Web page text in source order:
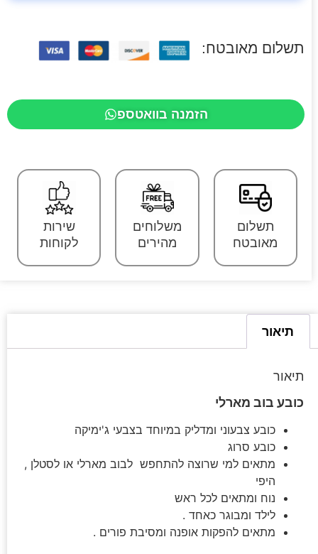
תשלום מאובטח:
הזמנה בוואטספ
תשלום
מאובטח
משלוחים
מהירים
שירות
לקוחות
תיאור
תיאור
כובע בוב מארלי
כובע צבעוני ומדליק במיוחד בצבעי ג'ימיקה
כובע סרוג
מתאים למי שרוצה להתחפש לבוב מארלי או לסטלן ,
היפי
נוח ומתאים לכל ראש
לילד ומבוגר כאחד .
מתאים להפקות אופנה ומסיבת פורים .